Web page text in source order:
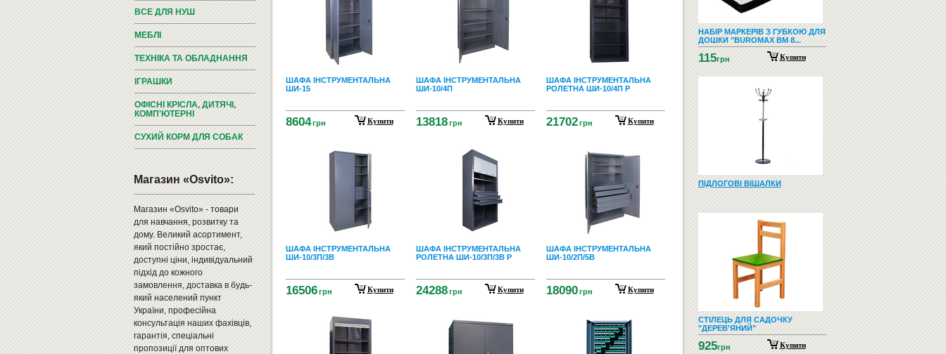
ВСЕ ДЛЯ НУШ
МЕБЛІ
ТЕХНІКА ТА ОБЛАДНАННЯ
ІГРАШКИ
ОФІСНІ КРІСЛА, ДИТЯЧІ,
КОМП'ЮТЕРНІ
СУХИЙ КОРМ ДЛЯ СОБАК
Магазин «Osvito»:
Магазин «Osvito» - товари
для навчання, розвитку та
дому. Великий асортимент,
який постійно зростає,
доступні ціни, індивідуальний
підхід до кожного
замовлення, доставка в будь-
який населений пункт
України, професійна
консультація наших фахівців,
гарантія, спеціальні
пропозиції для оптових
ШАФА ІНСТРУМЕНТАЛЬНА
ШИ-15
8604 грн Купити
ШАФА ІНСТРУМЕНТАЛЬНА
ШИ-10/4П
13818 грн Купити
ШАФА ІНСТРУМЕНТАЛЬНА
РОЛЕТНА ШИ-10/4П Р
21702 грн Купити
ШАФА ІНСТРУМЕНТАЛЬНА
ШИ-10/3П/3В
16506 грн Купити
ШАФА ІНСТРУМЕНТАЛЬНА
РОЛЕТНА ШИ-10/3П/3В Р
24288 грн Купити
ШАФА ІНСТРУМЕНТАЛЬНА
ШИ-10/2П/5В
18090 грн Купити
НАБІР МАРКЕРІВ З ГУБКОЮ ДЛЯ
ДОШКИ "BUROMAX BM 8...
115грн Купити
ПІДЛОГОВІ ВІШАЛКИ
СТІЛЕЦЬ ДЛЯ САДОЧКУ
"ДЕРЕВ'ЯНИЙ"
925грн Купити